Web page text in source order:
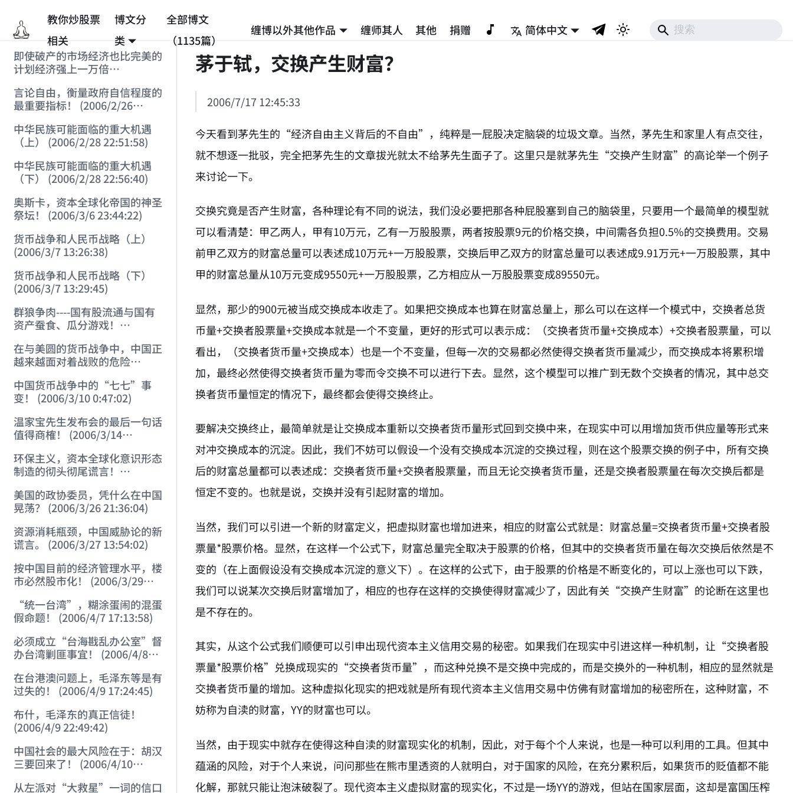
教你炒股票
相关
博文分
类
全部博文
（1135篇）
缠博以外其他作品 缠师其人 其他 捐赠
简体中文
即使破产的市场经济也比完美的
计划经济强上一万倍
言论自由，衡量政府自信程度的
最重要指标！ (2006/2/26
中华民族可能面临的重大机遇
（上） (2006/2/28 22:51:58)
中华民族可能面临的重大机遇
（下） (2006/2/28 22:56:40)
奥斯卡，资本全球化帝国的神圣
祭坛！ (2006/3/6 23:44:22)
货币战争和人民币战略（上）
(2006/3/7 13:26:38)
货币战争和人民币战略（下）
(2006/3/7 13:29:45)
群狼争肉----国有股流通与国有
资产蚕食、瓜分游戏！
在与美圆的货币战争中，中国正
越来越面对着战败的危险
中国货币战争中的“七七”事
变！ (2006/3/10 0:47:02)
温家宝先生发布会的最后一句话
值得商榷！ (2006/3/14
环保主义，资本全球化意识形态
制造的彻头彻尾谎言！
美国的政协委员，凭什么在中国
晃荡？ (2006/3/26 21:36:04)
资源消耗瓶颈，中国威胁论的新
谎言。 (2006/3/27 13:54:02)
按中国目前的经济管理水平，楼
市必然股市化！ (2006/3/29
“统一台湾”，糊涂蛋闹的混蛋
假命题！ (2006/4/7 17:13:58)
必须成立“台海戡乱办公室”督
办台湾剿匪事宜！ (2006/4/8
在台港澳问题上，毛泽东等是有
过失的！ (2006/4/9 17:24:45)
布什，毛泽东的真正信徒！
(2006/4/9 22:49:42)
中国社会的最大风险在于：胡汉
三要回来了！ (2006/4/10
从左派对“大救星”一词的信口
茅于轼，交换产生财富？
2006/7/17 12:45:33
今天看到茅先生的“经济自由主义背后的不自由”，纯粹是一屁股决定脑袋的垃圾文章。当然，茅先生和家里人有点交往，
就不想逐一批驳，完全把茅先生的文章拔光就太不给茅先生面子了。这里只是就茅先生“交换产生财富”的高论举一个例子
来讨论一下。
交换究竟是否产生财富，各种理论有不同的说法，我们没必要把那各种屁股塞到自己的脑袋里，只要用一个最简单的模型就
可以看清楚：甲乙两人，甲有10万元，乙有一万股股票，两者按股票9元的价格交换，中间需各负担0.5%的交换费用。交易
前甲乙双方的财富总量可以表述成10万元+一万股股票，交换后甲乙双方的财富总量可以表述成9.91万元+一万股股票，其中
甲的财富总量从10万元变成9550元+一万股股票，乙方相应从一万股股票变成89550元。
显然，那少的900元被当成交换成本收走了。如果把交换成本也算在财富总量上，那么可以在这样一个模式中，交换者总货
币量+交换者股票量+交换成本就是一个不变量，更好的形式可以表示成：（交换者货币量+交换成本）+交换者股票量，可以
看出，（交换者货币量+交换成本）也是一个不变量，但每一次的交易都必然使得交换者货币量减少，而交换成本将累积增
加，最终必然使得交换者货币量为零而令交换不可以进行下去。显然，这个模型可以推广到无数个交换者的情况，其中总交
换者货币量恒定的情况下，最终都会使得交换终止。
要解决交换终止，最简单就是让交换成本重新以交换者货币量形式回到交换中来，在现实中可以用增加货币供应量等形式来
对冲交换成本的沉淀。因此，我们不妨可以假设一个没有交换成本沉淀的交换过程，则在这个股票交换的例子中，所有交换
后的财富总量都可以表述成：交换者货币量+交换者股票量，而且无论交换者货币量，还是交换者股票量在每次交换后都是
恒定不变的。也就是说，交换并没有引起财富的增加。
当然，我们可以引进一个新的财富定义，把虚拟财富也增加进来，相应的财富公式就是：财富总量=交换者货币量+交换者股
票量*股票价格。显然，在这样一个公式下，财富总量完全取决于股票的价格，但其中的交换者货币量在每次交换后依然是不
变的（在上面假设没有交换成本沉淀的意义下）。在这样的公式下，由于股票的价格是不断变化的，可以上涨也可以下跌，
我们可以说某次交换后财富增加了，相应的也存在这样的交换使得财富减少了，因此有关“交换产生财富”的论断在这里也
是不存在的。
其实，从这个公式我们顺便可以引申出现代资本主义信用交易的秘密。如果我们在现实中引进这样一种机制，让“交换者股
票量*股票价格”兑换成现实的“交换者货币量”，而这种兑换不是交换中完成的，而是交换外的一种机制，相应的显然就是
交换者货币量的增加。这种虚拟化现实的把戏就是所有现代资本主义信用交易中仿佛有财富增加的秘密所在，这种财富，不
妨称为自渎的财富，YY的财富也可以。
当然，由于现实中就存在使得这种自渎的财富现实化的机制，因此，对于每个个人来说，也是一种可以利用的工具。但其中
蕴涵的风险，对于个人来说，问问那些在熊市里透资的人就明白，对于国家的风险，在充分累积后，如果货币的贬值都不能
化解，那就只能让泡沫破裂了。现代资本主义虚拟财富的现实化，不过是一场YY的游戏，但站在国家层面，这却是富国压榨